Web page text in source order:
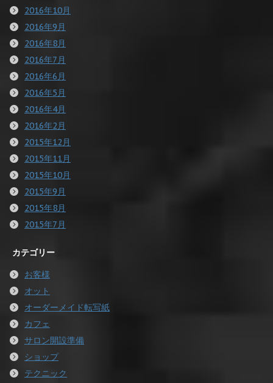
2016年10月
2016年9月
2016年8月
2016年7月
2016年6月
2016年5月
2016年4月
2016年2月
2015年12月
2015年11月
2015年10月
2015年9月
2015年8月
2015年7月
カテゴリー
お客様
オット
オーダーメイド転写紙
カフェ
サロン開設準備
ショップ
テクニック